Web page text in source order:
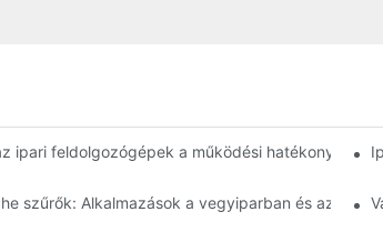
ipari feldolgozógépek a működési hatékonyságot
szűrők: Alkalmazások a vegyiparban és az